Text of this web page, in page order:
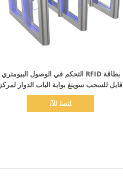
بطاقة RFID التحكم في الوصول البيومتري
قابل للسحب سوينغ بوابة الباب الدوار لمركز
الصالة الرياضية
ﺎﺘﺼﻟ ﺍﻶﻧ